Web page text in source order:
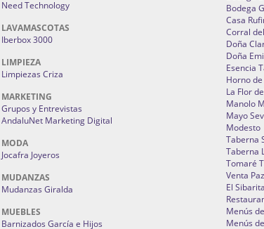
Need Technology
LAVAMASCOTAS
Iberbox 3000
LIMPIEZA
Limpiezas Criza
MARKETING
Grupos y Entrevistas
AndaluNet Marketing Digital
MODA
Jocafra Joyeros
MUDANZAS
Mudanzas Giralda
MUEBLES
Barnizados García e Hijos
Bodega
Casa
Corral
Doña
Doña
Esencia
Horno
La Flor
Manolo
Mayo
Modesto
Taberna
Taberna
Tomaré
Venta
El
Menús
Menús